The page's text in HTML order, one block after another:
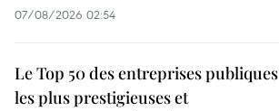
07/08/2026 02:54
Le Top 50 des entreprises publiques
les plus prestigieuses et